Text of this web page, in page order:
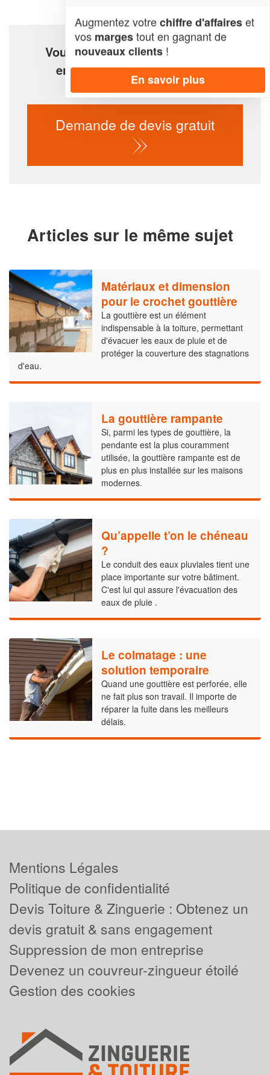
Vous êtes un particulier ou une
entreprise et avez un projet
de zinguerie et toiture ?
Demande de devis gratuit
Articles sur le même sujet
Matériaux et dimension
pour le crochet gouttière
La gouttière est un élément
indispensable à la toiture, permettant
d'évacuer les eaux de pluie et de
protéger la couverture des stagnations
d'eau.
La gouttière rampante
Si, parmi les types de gouttière, la
pendante est la plus couramment
utilisée, la gouttière rampante est de
plus en plus installée sur les maisons
modernes.
Qu’appelle t’on le chéneau
?
Le conduit des eaux pluviales tient une
place importante sur votre bâtiment.
C'est lui qui assure l'évacuation des
eaux de pluie .
Le colmatage : une
solution temporaire
Quand une gouttière est perforée, elle
ne fait plus son travail. Il importe de
réparer la fuite dans les meilleurs
délais.
Augmentez votrechiffre d'affaireset
vos margestout en gagnant de
nouveaux clients !
En savoir plus
Mentions Légales
Politique de confidentialité
Devis Toiture & Zinguerie : Obtenez un
devis gratuit & sans engagement
Suppression de mon entreprise
Devenez un couvreur-zingueur étoilé
Gestion des cookies